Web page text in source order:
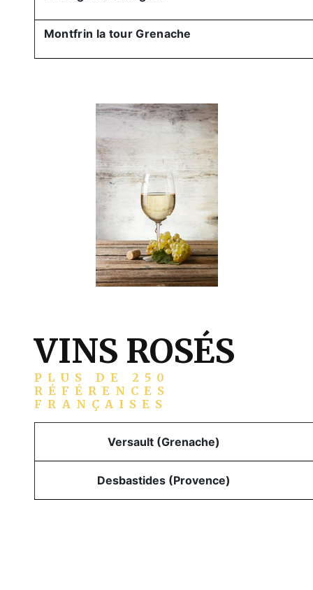
Montfrin la tour Grenache
VINS ROSÉS
PLUS DE 250
RÉFÉRENCES
FRANÇAISES
Versault (Grenache)
Desbastides (Provence)